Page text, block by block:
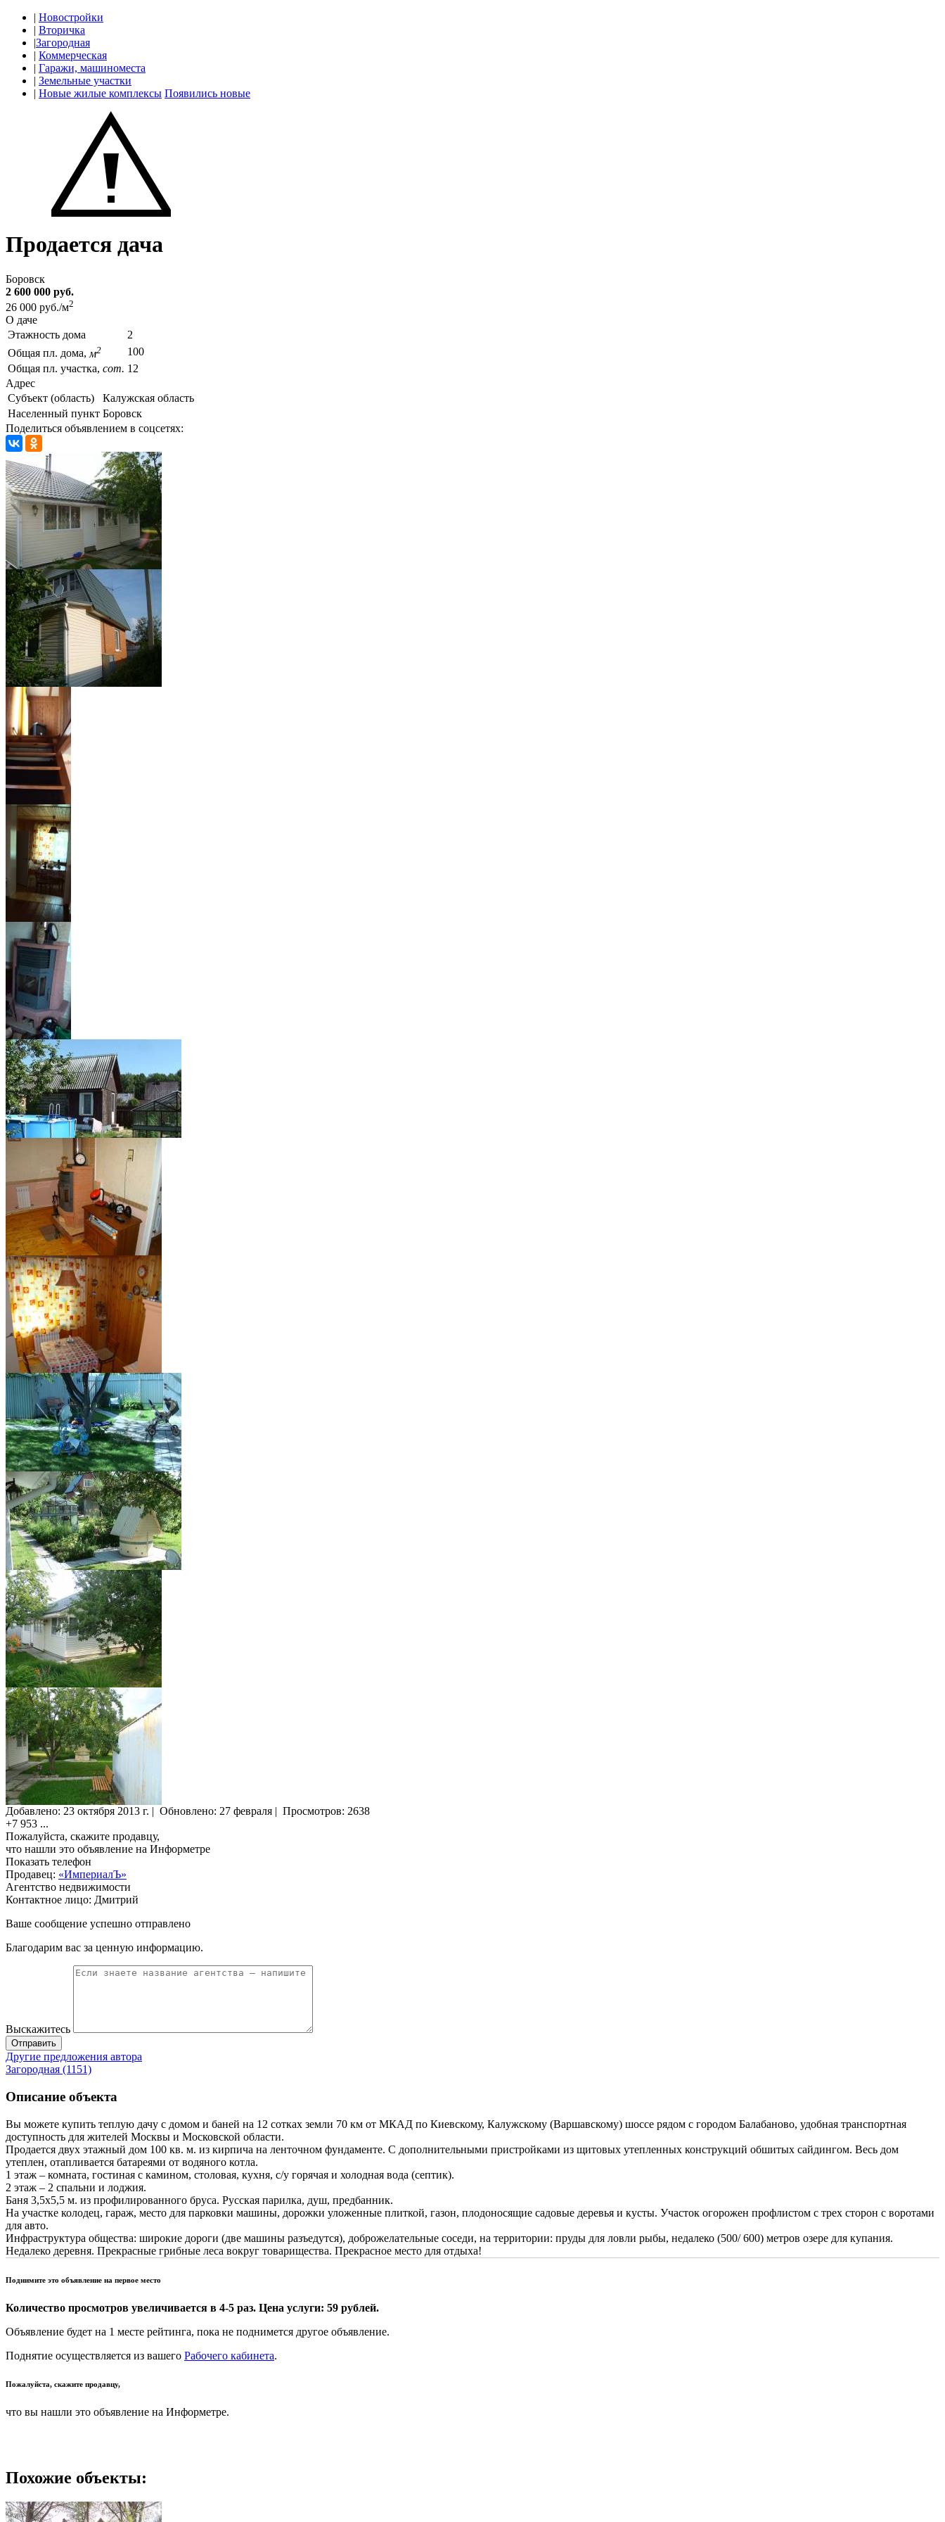
| Новостройки
| Вторичка
|Загородная
| Коммерческая
| Гаражи, машиноместа
| Земельные участки
| Новые жилые комплексы Появились новые
Продается дача
Боровск
2 600 000 руб.
26 000 руб./м2
О даче
Этажность дома
2
Общая пл. дома, м2
100
Общая пл. участка, сот. 12
Адрес
Субъект (область)
Калужская область
Населенный пункт Боровск
Поделиться объявлением в соцсетях:
Добавлено: 23 октября 2013 г. | Обновлено: 27 февраля | Просмотров: 2638
+7 953 ...
Пожалуйста, скажите продавцу,
что нашли это объявление на Информетре
Показать телефон
Продавец: «ИмпериалЪ»
Агентство недвижимости
Контактное лицо: Дмитрий
Ваше сообщение успешно отправлено
Благодарим вас за ценную информацию.
Выскажитесь
Отправить
Другие предложения автора
Загородная (1151)
Описание объекта
Вы можете купить теплую дачу с домом и баней на 12 сотках земли 70 км от МКАД по Киевскому, Калужскому (Варшавскому) шоссе рядом с городом Балабаново, удобная транспортная
доступность для жителей Москвы и Московской области.
Продается двух этажный дом 100 кв. м. из кирпича на ленточном фундаменте. С дополнительными пристройками из щитовых утепленных конструкций обшитых сайдингом. Весь дом
утеплен, отапливается батареями от водяного котла.
1 этаж – комната, гостиная с камином, столовая, кухня, с/у горячая и холодная вода (септик).
2 этаж – 2 спальни и лоджия.
Баня 3,5х5,5 м. из профилированного бруса. Русская парилка, душ, предбанник.
На участке колодец, гараж, место для парковки машины, дорожки уложенные плиткой, газон, плодоносящие садовые деревья и кусты. Участок огорожен профлистом с трех сторон с воротами
для авто.
Инфраструктура общества: широкие дороги (две машины разъедутся), доброжелательные соседи, на территории: пруды для ловли рыбы, недалеко (500/ 600) метров озере для купания.
Недалеко деревня. Прекрасные грибные леса вокруг товарищества. Прекрасное место для отдыха!
Поднимите это объявление на первое место
Количество просмотров увеличивается в 4-5 раз. Цена услуги: 59 рублей.
Объявление будет на 1 месте рейтинга, пока не поднимется другое объявление.
Поднятие осуществляется из вашего Рабочего кабинета.
Пожалуйста, скажите продавцу,
что вы нашли это объявление на Информетре.
Похожие объекты: